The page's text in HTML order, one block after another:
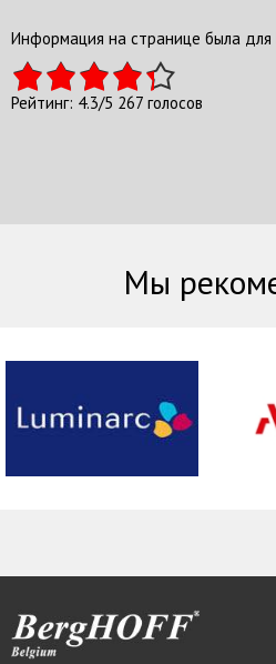
Информация на странице была для
Рейтинг: 4.3/5 267 голосов
Мы